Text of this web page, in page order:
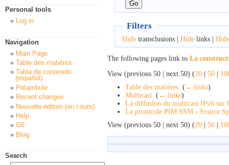
Filters
Hidetransclusions | Hidelinks | Hide
The following pages link to La
View (previous 50 | next 50) (20 | 50 |
Table des matières ( ← links)
Multicast ( ← links)
La diffusion du multicast IPv6 sur
Le protocole PIM SSM - Source
View (previous 50 | next 50) (20 | 50 |
Personal tools
Log in
Navigation
Main Page
Table des matières
Tabla de contenido
(español)
Préambule
Recent changes
Nouvelle édition (en cours)
Help
G6
Blog
Search